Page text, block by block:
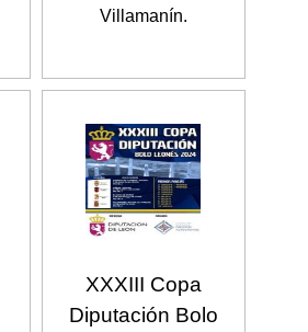
Villamanín.
XXXIII Copa
Diputación Bolo